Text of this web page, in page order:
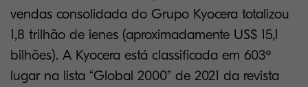
vendas consolidada do Grupo Kyocera totalizou
1,8 trilhão de ienes (aproximadamente US$ 15,1
bilhões). A Kyocera está classificada em 603º
lugar na lista “Global 2000” de 2021 da revista